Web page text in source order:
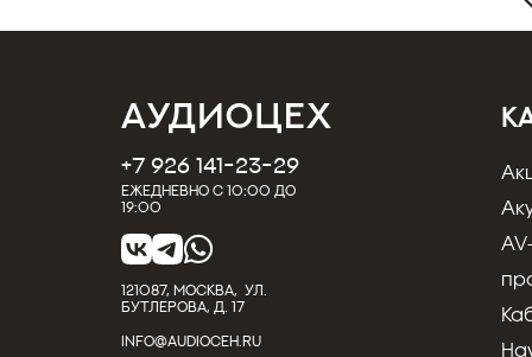
качественной изоляции. Кабель
колонок или хорошей встраиваемой
Тип: акустический кабель
Цвет изоляции: прозрачный
Готовые кабели / в нарезку: в нарезку
Страна: Германия
+7 926 141-23-29
Ежедневно с 10:00 до
19:00
121087, МОСКВА, УЛ.
БУТЛЕРОВА, Д. 17
INFO@AUDIOCEH.RU